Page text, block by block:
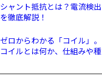
シャント抵抗とは？電流検
を徹底解説！
ゼロからわかる「コイル」。
コイルとは何か、仕組みや